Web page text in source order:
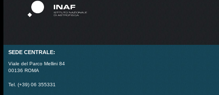
SEDE CENTRALE:
Viale del Parco Mellini 84
00136 ROMA
Tel. (+39) 06 355331